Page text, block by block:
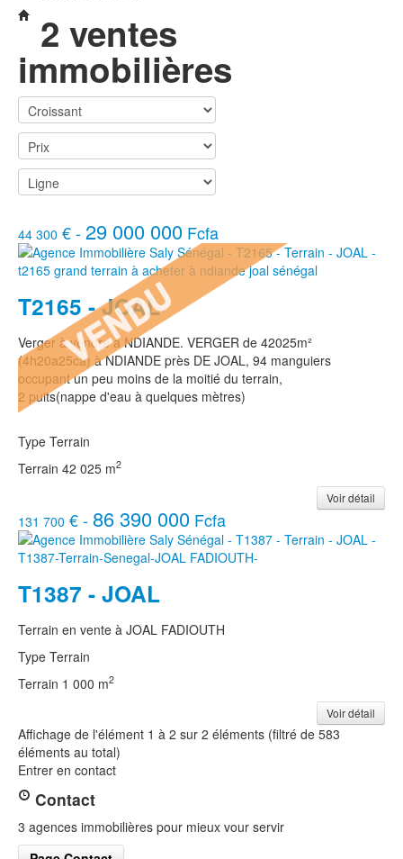
2 ventes
immobilières
44 300 € - 29 000 000 Fcfa
T2165 - JOAL
Verger à vendre à NDIANDE. VERGER de 42025m²
(4h20a25ca) à NDIANDE près DE JOAL, 94 manguiers
occupant un peu moins de la moitié du terrain,
2 puits(nappe d'eau à quelques mètres)
Type Terrain
Terrain 42 025 m2
Voir détail
131 700 € -86 390 000 Fcfa
T1387 - JOAL
Terrain en vente à JOAL FADIOUTH
Type Terrain
Terrain 1 000 m2
Voir détail
Affichage de l'élément 1 à 2 sur 2 éléments (filtré de 583
éléments au total)
Entrer en contact
Contact
3 agences immobilières pour mieux vour servir